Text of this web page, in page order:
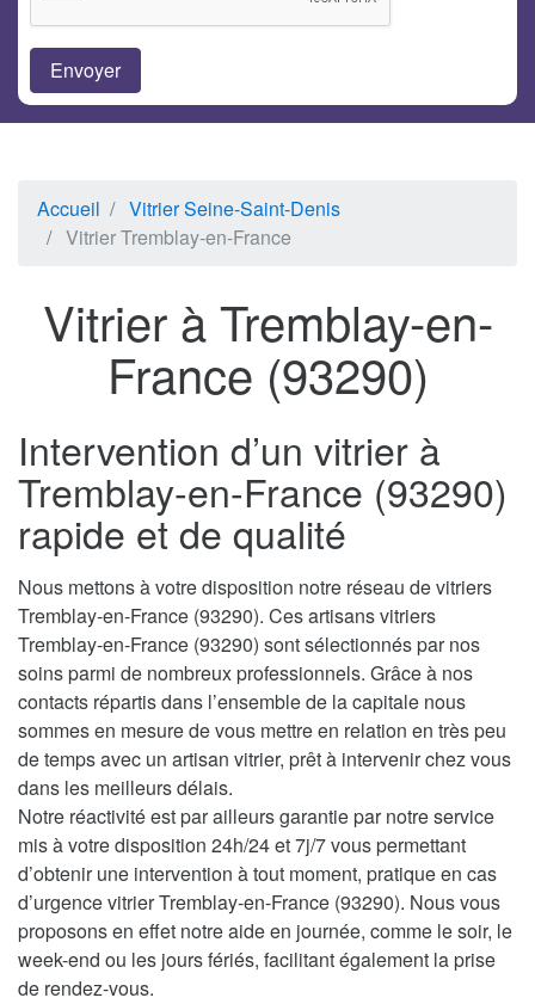
Accueil
Vitrier Seine-Saint-Denis
Vitrier Tremblay-en-France
Vitrier à Tremblay-en-
France (93290)
Intervention d’un vitrier à
Tremblay-en-France (93290)
rapide et de qualité
Nous mettons à votre disposition notre réseau de vitriers
Tremblay-en-France (93290). Ces artisans vitriers
Tremblay-en-France (93290) sont sélectionnés par nos
soins parmi de nombreux professionnels. Grâce à nos
contacts répartis dans l’ensemble de la capitale nous
sommes en mesure de vous mettre en relation en très peu
de temps avec un artisan vitrier, prêt à intervenir chez vous
dans les meilleurs délais.
Notre réactivité est par ailleurs garantie par notre service
mis à votre disposition 24h/24 et 7j/7 vous permettant
d’obtenir une intervention à tout moment, pratique en cas
d’urgence vitrier Tremblay-en-France (93290). Nous vous
proposons en effet notre aide en journée, comme le soir, le
week-end ou les jours fériés, facilitant également la prise
de rendez-vous.